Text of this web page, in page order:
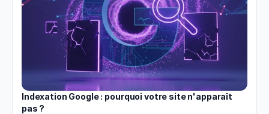
Indexation Google : pourquoi votre site n'apparaît
pas ?